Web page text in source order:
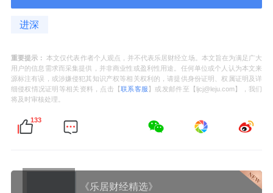
来源：进深
进深
重要提示： 本文仅代表作者个人观点，并不代表乐居财经立场。本文旨在为满足广大
用户的信息需求而采集提供，并非商业性或盈利性用途。任何单位或个人认为本文来
源标注有误，或涉嫌侵犯其知识产权等相关权利的，请提供身份证明、权属证明及详
细侵权情况证明等相关资料，点击【联系客服 】或发邮件至【ljcj@leju.com】，我们
将及时审核处理。
133
《乐居财经精选》